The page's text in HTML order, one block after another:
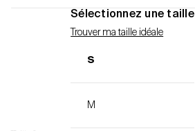
Sélectionnez une taille
Trouver ma taille idéale
S
M